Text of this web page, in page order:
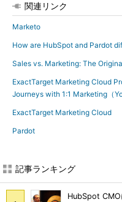
関連リンク
Marketo
How are HubSpot and Pardot
Sales vs. Marketing: The
ExactTarget Marketing Cloud
Journeys with 1:1 Marketing（
ExactTarget Marketing Cloud
Pardot
記事ランキング
HubSpot